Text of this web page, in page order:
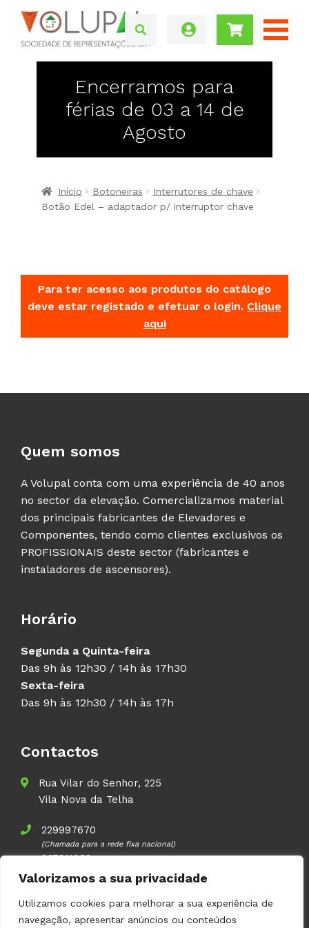
Valorizamos a sua privacidade
Utilizamos cookies para melhorar a sua experiência de
navegação, apresentar anúncios ou conteúdos
Encerramos para
férias de 03 a 14 de
Agosto
Início Botoneiras
Interrutores de chave
Botão Edel – adaptador p/ interruptor chave
Para ter acesso aos produtos do catálogo
deve estar registado e efetuar o login. Clique
aqui
Quem somos
A Volupal conta com uma experiência de 40 anos
no sector da elevação. Comercializamos material
dos principais fabricantes de Elevadores e
Componentes, tendo como clientes exclusivos os
PROFISSIONAIS deste sector (fabricantes e
instaladores de ascensores).
Horário
Segunda a Quinta-feira
Das 9h às 12h30 / 14h às 17h30
Sexta-feira
Das 9h às 12h30 / 14h às 17h
Contactos
Rua Vilar do Senhor, 225
Vila Nova da Telha
229997670
(Chamada para a rede fixa nacional)
937911083
(Chamada para a rede móvel nacional)
geral@volupal.pt